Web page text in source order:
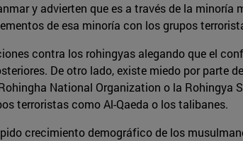
y advierten que es a través de la
de esa minoría con los grupos
contra los rohingyas alegando que el
De otro lado, existe miedo por parte
National Organization o la
terroristas como Al-Qaeda o los talibanes.
crecimiento demográfico de los